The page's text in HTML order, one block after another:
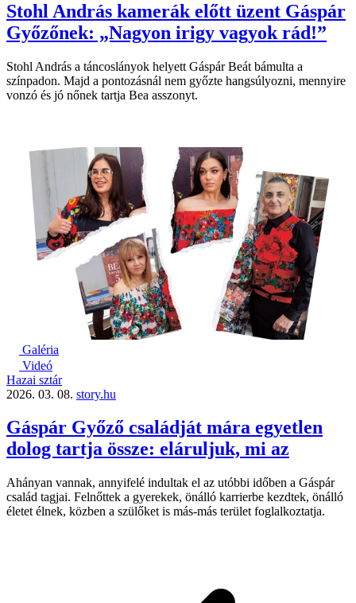
Stohl András kamerák előtt üzent Gáspár
Győzőnek: „Nagyon irigy vagyok rád!”
Stohl András a táncoslányok helyett Gáspár Beát bámulta a
színpadon. Majd a pontozásnál nem győzte hangsúlyozni, mennyire
vonzó és jó nőnek tartja Bea asszonyt.
Galéria
Videó
Hazai sztár
2026. 03. 08. story.hu
Gáspár Győző családját mára egyetlen
dolog tartja össze: eláruljuk, mi az
Ahányan vannak, annyifelé indultak el az utóbbi időben a Gáspár
család tagjai. Felnőttek a gyerekek, önálló karrierbe kezdtek, önálló
életet élnek, közben a szülőket is más-más terület foglalkoztatja.